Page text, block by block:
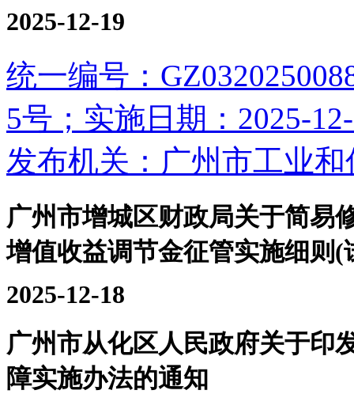
2025-12-19
统一编号：
5号；实施日期：2025-
发布机关：广州市工业
广州市增城区财政局关于简易
增值收益调节金征管实施细则(
2025-12-18
广州市从化区人民政府关于印
障实施办法的通知